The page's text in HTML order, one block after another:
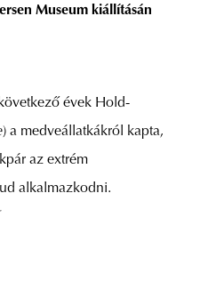
Museum kiállításán
évek Hold-
) a medveállatkákról kapta,
az extrém
alkalmazkodni.